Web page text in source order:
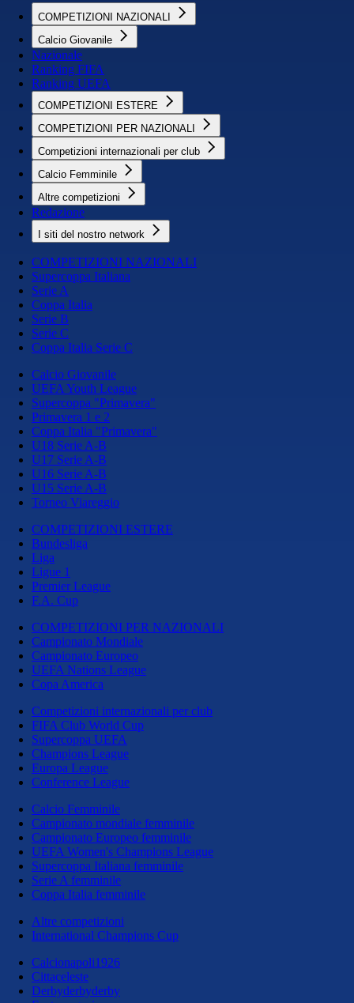
COMPETIZIONI NAZIONALI
Calcio Giovanile
Nazionale
Ranking FIFA
Ranking UEFA
COMPETIZIONI ESTERE
COMPETIZIONI PER NAZIONALI
Competizioni internazionali per club
Calcio Femminile
Altre competizioni
Redazione
I siti del nostro network
COMPETIZIONI NAZIONALI
Supercoppa Italiana
Serie A
Coppa Italia
Serie B
Serie C
Coppa Italia Serie C
Calcio Giovanile
UEFA Youth League
Supercoppa "Primavera"
Primavera 1 e 2
Coppa Italia "Primavera"
U18 Serie A-B
U17 Serie A-B
U16 Serie A-B
U15 Serie A-B
Torneo Viareggio
COMPETIZIONI ESTERE
Bundesliga
Liga
Ligue 1
Premier League
F.A. Cup
COMPETIZIONI PER NAZIONALI
Campionato Mondiale
Campionato Europeo
UEFA Nations League
Copa America
Competizioni internazionali per club
FIFA Club World Cup
Supercoppa UEFA
Champions League
Europa League
Conference League
Calcio Femminile
Campionato mondiale femminile
Campionato Europeo femminile
UEFA Women's Champions League
Supercoppa Italiana femminile
Serie A femminile
Coppa Italia femminile
Altre competizioni
International Champions Cup
Calcionapoli1926
Cittaceleste
Derbyderbyderby